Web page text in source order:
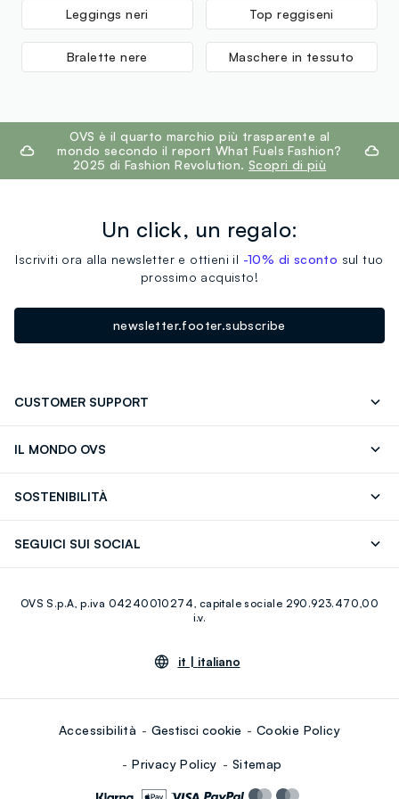
Leggings neri Top reggiseni
Bralette nere Maschere in tessuto
footer.ariatitleOVS è il quarto marchio più trasparente al
mondo secondo il report What Fuels Fashion?
2025 di Fashion Revolution. Scopri di più
Un click, un regalo:
Iscriviti ora alla newsletter e ottieni il -10% di sconto sul tuo
prossimo acquisto!
newsletter.footer.subscribe
CUSTOMER SUPPORT
IL MONDO OVS
Giftcard
SOSTENIBILITÀ
SEGUICI SUI SOCIAL
Youtube Linkedin
OVS S.p.A, p.iva 04240010274, capitale sociale 290.923.470,00
i.v.
it | italiano
Accessibilità Gestisci cookie Cookie Policy
Privacy Policy Sitemap